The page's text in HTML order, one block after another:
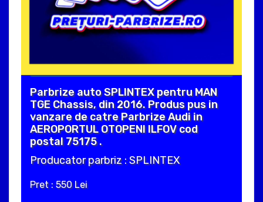
Parbrize auto SPLINTEX pentru MAN
TGE Chassis, din 2016. Produs pus in
vanzare de catre Parbrize Audi in
AEROPORTUL OTOPENI ILFOV cod
postal 75175 .
Producator parbriz : SPLINTEX
Pret : 550 Lei